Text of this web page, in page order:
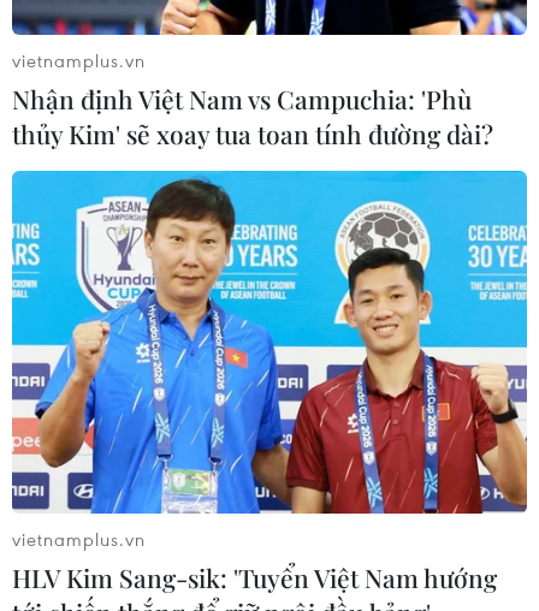
vietnamplus.vn
Nhận định Việt Nam vs Campuchia: 'Phù
thủy Kim' sẽ xoay tua toan tính đường dài?
vietnamplus.vn
HLV Kim Sang-sik: 'Tuyển Việt Nam hướng